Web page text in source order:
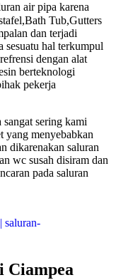
air pipa karena
Tub,Gutters
dan terjadi
sesuatu hal terkumpul
dengan alat
berteknologi
pekerja
sering kami
yang menyebabkan
dikarenakan saluran
wc susah disiram dan
pada saluran
Ciampea